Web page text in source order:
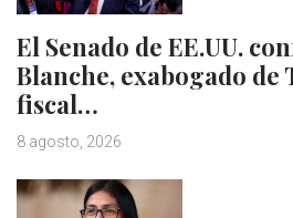
El Senado de EE.UU.
Blanche, exabogado de
fiscal…
8 agosto, 2026